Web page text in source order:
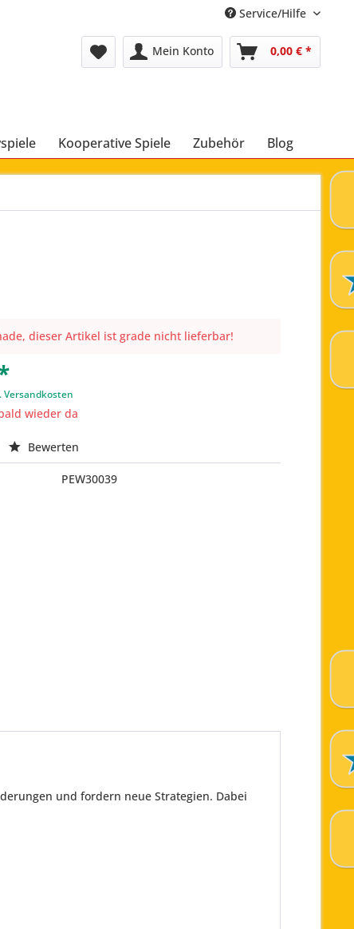
Service/Hilfe
Mein Konto 0,00 € *
Kooperative Spiele Zubehör Blog
dieser Artikel ist grade nicht lieferbar!
Versandkosten
wieder da
Bewerten
PEW30039
und fordern neue Strategien. Dabei